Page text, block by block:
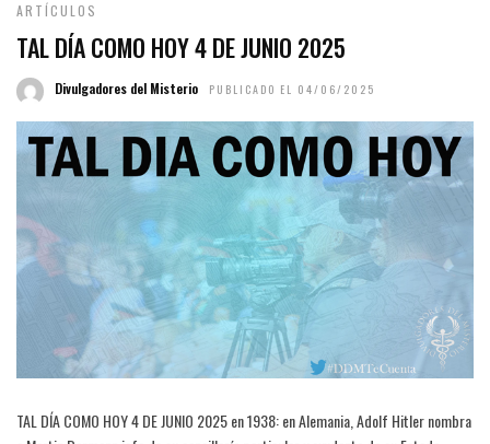
ARTÍCULOS
TAL DÍA COMO HOY 4 DE JUNIO 2025
Divulgadores del Misterio PUBLICADO EL 04/06/2025
TAL DÍA COMO HOY 4 DE JUNIO 2025 en 1938: en Alemania, Adolf Hitler nombra